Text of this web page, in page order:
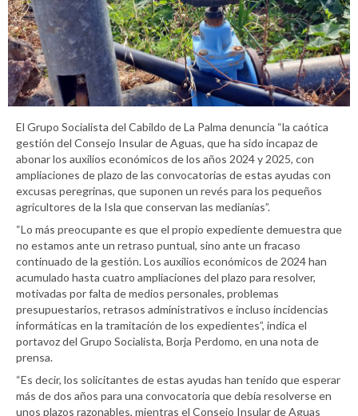
El Grupo Socialista del Cabildo de La Palma denuncia “la caótica
gestión del Consejo Insular de Aguas, que ha sido incapaz de
abonar los auxilios económicos de los años 2024 y 2025, con
ampliaciones de plazo de las convocatorias de estas ayudas con
excusas peregrinas, que suponen un revés para los pequeños
agricultores de la Isla que conservan las medianías”.
“Lo más preocupante es que el propio expediente demuestra que
no estamos ante un retraso puntual, sino ante un fracaso
continuado de la gestión. Los auxilios económicos de 2024 han
acumulado hasta cuatro ampliaciones del plazo para resolver,
motivadas por falta de medios personales, problemas
presupuestarios, retrasos administrativos e incluso incidencias
informáticas en la tramitación de los expedientes”, indica el
portavoz del Grupo Socialista, Borja Perdomo, en una nota de
prensa.
“Es decir, los solicitantes de estas ayudas han tenido que esperar
más de dos años para una convocatoria que debía resolverse en
unos plazos razonables, mientras el Consejo Insular de Aguas